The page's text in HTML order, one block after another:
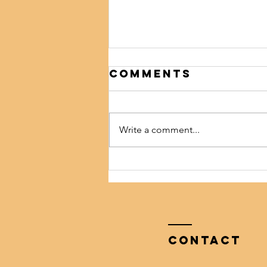
อยากชวนทุกคนช่วยกันแยก
ขยะ เพื่ออนาคตของลูกหลาน
Comments
Write a comment...
Contact